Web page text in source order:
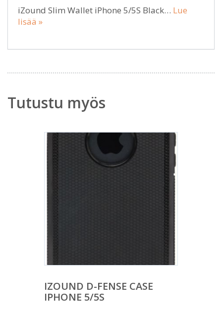
iZound Slim Wallet iPhone 5/5S Black… Lue
lisää »
Tutustu myös
IZOUND D-FENSE CASE
IPHONE 5/5S